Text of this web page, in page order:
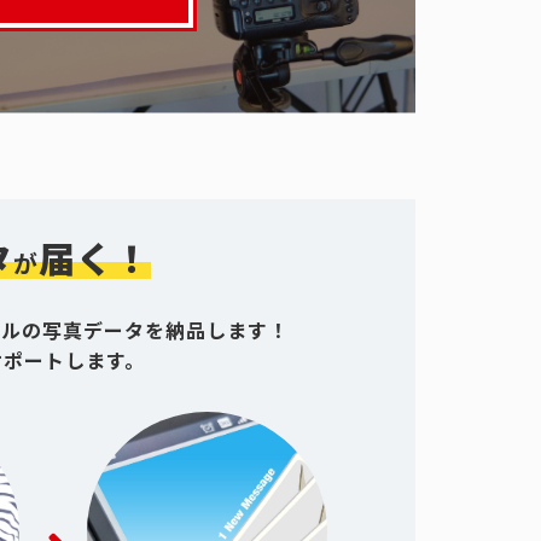
が届く！
の写真データを納品します！
ートします。